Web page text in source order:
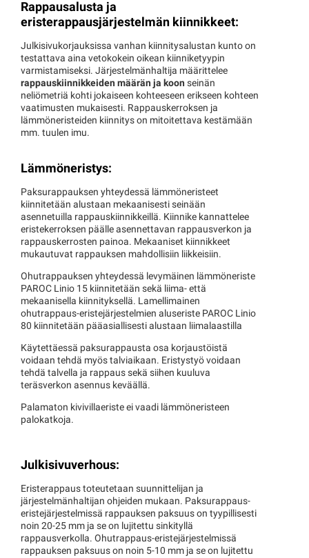
Rappausalusta ja
eristerappausjärjestelmän kiinnikkeet:
Julkisivukorjauksissa vanhan kiinnitysalustan kunto on
testattava aina vetokokein oikean kiinniketyypin
varmistamiseksi. Järjestelmänhaltija määrittelee
rappauskiinnikkeiden määrän ja koon seinän
neliömetriä kohti jokaiseen kohteeseen erikseen kohteen
vaatimusten mukaisesti. Rappauskerroksen ja
lämmöneristeiden kiinnitys on mitoitettava kestämään
mm. tuulen imu.
Lämmöneristys:
Paksurappauksen yhteydessä lämmöneristeet
kiinnitetään alustaan mekaanisesti seinään
asennetuilla rappauskiinnikkeillä. Kiinnike kannattelee
eristekerroksen päälle asennettavan rappausverkon ja
rappauskerrosten painoa. Mekaaniset kiinnikkeet
mukautuvat rappauksen mahdollisiin liikkeisiin.
Ohutrappauksen yhteydessä levymäinen lämmöneriste
PAROC Linio 15 kiinnitetään sekä liima- että
mekaanisella kiinnityksellä. Lamellimainen
ohutrappaus-eristejärjestelmien aluseriste PAROC Linio
80 kiinnitetään pääasiallisesti alustaan liimalaastilla
Käytettäessä paksurappausta osa korjaustöistä
voidaan tehdä myös talviaikaan. Eristystyö voidaan
tehdä talvella ja rappaus sekä siihen kuuluva
teräsverkon asennus keväällä.
Palamaton kivivillaeriste ei vaadi lämmöneristeen
palokatkoja.
Julkisivuverhous:
Eristerappaus toteutetaan suunnittelijan ja
järjestelmänhaltijan ohjeiden mukaan. Paksurappaus-
eristejärjestelmissä rappauksen paksuus on tyypillisesti
noin 20-25 mm ja se on lujitettu sinkityllä
rappausverkolla. Ohutrappaus-eristejärjestelmissä
rappauksen paksuus on noin 5-10 mm ja se on lujitettu